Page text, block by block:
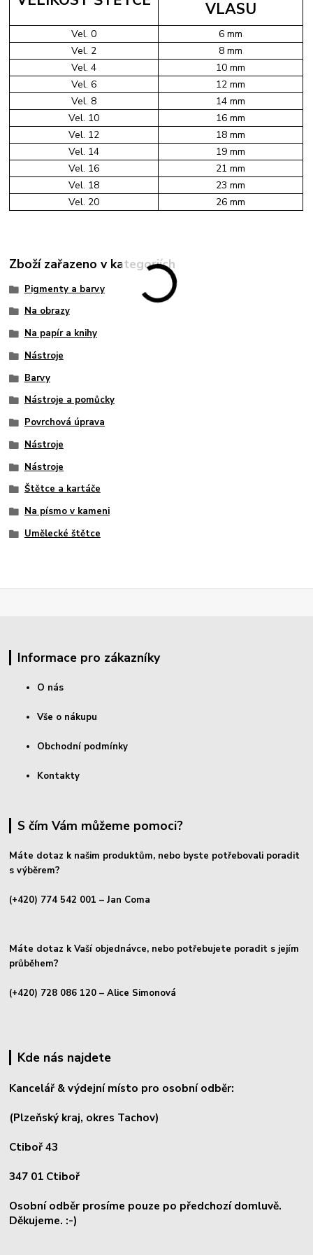
VLASU
Vel. 0
6 mm
Vel. 2
8 mm
Vel. 4
10 mm
Vel. 6
12 mm
Vel. 8
14 mm
Vel. 10
16 mm
Vel. 12
18 mm
Vel. 14
19 mm
Vel. 16
21 mm
Vel. 18
23 mm
Vel. 20
26 mm
Zboží zařazeno v kategoriích
Pigmenty a barvy
Na obrazy
Na papír a knihy
Nástroje
Barvy
Nástroje a pomůcky
Povrchová úprava
Nástroje
Nástroje
Štětce a kartáče
Na písmo v kameni
Umělecké štětce
Informace pro zákazníky
O nás
Vše o nákupu
Obchodní podmínky
Kontakty
S čím Vám můžeme pomoci?
Máte dotaz k našim produktům, nebo byste potřebovali poradit
s výběrem?
(+420) 774 542 001 – Jan Coma
Máte dotaz k Vaší objednávce, nebo potřebujete poradit s jejím
průběhem?
(+420) 728 086 120 – Alice Simonová
Kde nás najdete
Kancelář & výdejní místo pro osobní odběr:
(Plzeňský kraj, okres Tachov)
Ctiboř 43
347 01 Ctiboř
Osobní odběr prosíme pouze po předchozí domluvě.
Děkujeme. :-)